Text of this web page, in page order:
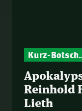
Kurz-
Reinhold
Lieth